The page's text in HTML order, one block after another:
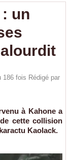
un
186 fois Rédigé par
à Kahone a
cette collision
Kaolack.